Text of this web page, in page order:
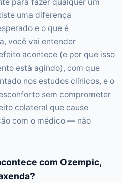
uma diferença
e o que é
você vai entender
acontece (e por que isso
está agindo), com que
nos estudos clínicos, e o
sem comprometer
colateral que cause
com o médico — não
com Ozempic,